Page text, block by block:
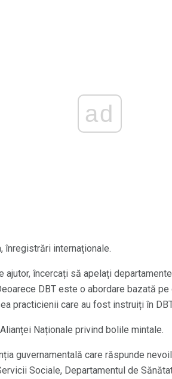
ad
înregistrări internaționale.
ajutor, încercați să apelați
DBT este o abordare bazată
practicienii care au fost instruiți în
Naționale privind bolile mintale.
guvernamentală care răspunde
Sociale, Departamentul de